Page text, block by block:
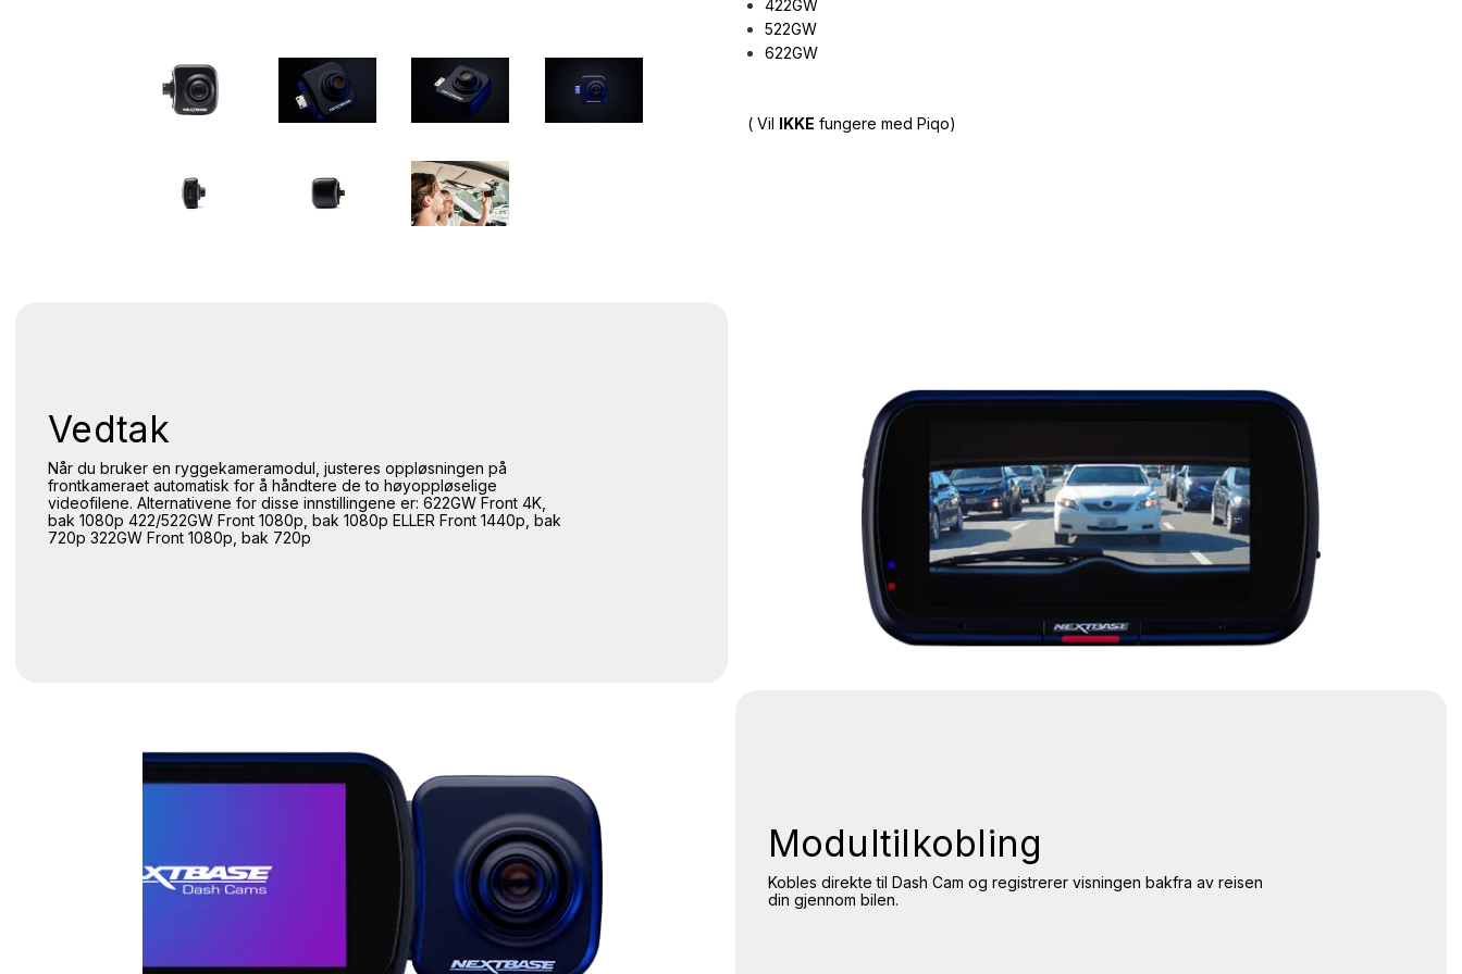
422GW
522GW
622GW
( Vil IKKE fungere med Piqo)
Vedtak
Når du bruker en ryggekameramodul, justeres oppløsningen på
frontkameraet automatisk for å håndtere de to høyoppløselige
videofilene. Alternativene for disse innstillingene er: 622GW Front 4K,
bak 1080p 422/522GW Front 1080p, bak 1080p ELLER Front 1440p, bak
720p 322GW Front 1080p, bak 720p
Modultilkobling
Kobles direkte til Dash Cam og registrerer visningen bakfra av reisen
din gjennom bilen.